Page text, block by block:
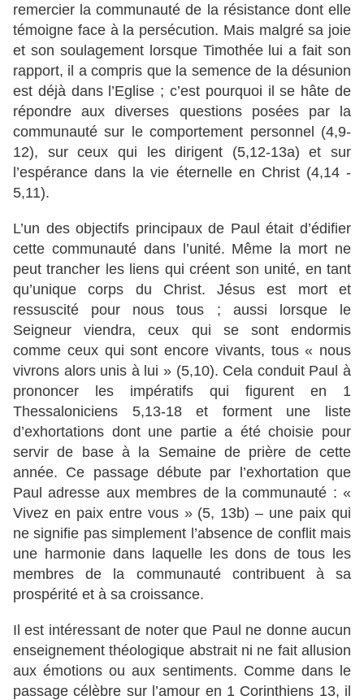
remercier la communauté de la résistance dont elle
témoigne face à la persécution. Mais malgré sa joie
et son soulagement lorsque Timothée lui a fait son
rapport, il a compris que la semence de la désunion
est déjà dans l’Eglise ; c’est pourquoi il se hâte de
répondre aux diverses questions posées par la
communauté sur le comportement personnel (4,9-
12), sur ceux qui les dirigent (5,12-13a) et sur
l’espérance dans la vie éternelle en Christ (4,14 -
5,11).
L’un des objectifs principaux de Paul était d’édifier
cette communauté dans l’unité. Même la mort ne
peut trancher les liens qui créent son unité, en tant
qu’unique corps du Christ. Jésus est mort et
ressuscité pour nous tous ; aussi lorsque le
Seigneur viendra, ceux qui se sont endormis
comme ceux qui sont encore vivants, tous « nous
vivrons alors unis à lui » (5,10). Cela conduit Paul à
prononcer les impératifs qui figurent en 1
Thessaloniciens 5,13-18 et forment une liste
d’exhortations dont une partie a été choisie pour
servir de base à la Semaine de prière de cette
année. Ce passage débute par l’exhortation que
Paul adresse aux membres de la communauté : «
Vivez en paix entre vous » (5, 13b) – une paix qui
ne signifie pas simplement l’absence de conflit mais
une harmonie dans laquelle les dons de tous les
membres de la communauté contribuent à sa
prospérité et à sa croissance.
Il est intéressant de noter que Paul ne donne aucun
enseignement théologique abstrait ni ne fait allusion
aux émotions ou aux sentiments. Comme dans le
passage célèbre sur l’amour en 1 Corinthiens 13, il